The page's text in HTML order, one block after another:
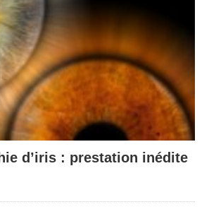
d’iris : prestation inédite